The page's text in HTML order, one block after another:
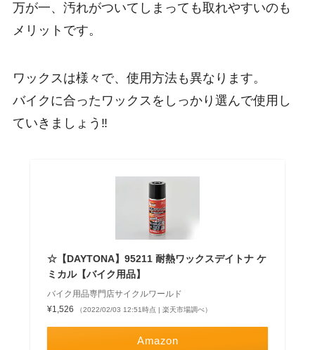
万が一、汚れがついてしまっても取れやすいのも
メリットです。
ワックスは様々で、使用方法も異なります。
バイクに合ったワックスをしっかり選んで使用し
ていきましょう‼
☆【DAYTONA】95211 耐熱ワックスデイトナ ケ
ミカル【バイク用品】
バイク用品専門店サイクルワールド
¥1,526
（2022/02/03 12:51時点 | 楽天市場調べ）
Amazon